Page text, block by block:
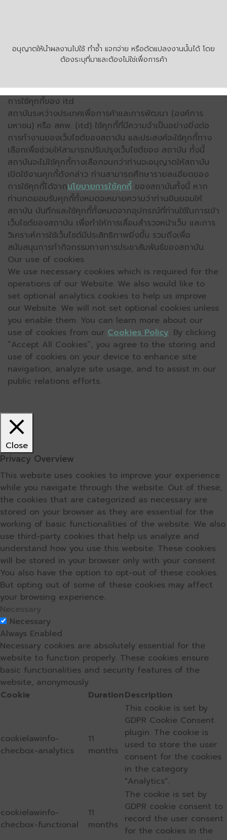
อนุญาตให้นำผลงานไปใช้ ทำซ้ำ แจกจ่าย หรือดัดแปลงงานนั้นได้ โดย
ต้องระบุที่มาและต้องไม่ใช่เพื่อการค้า
การใช้คุกกี้ของ itd
สถาบันระหว่างประเทศเพื่อการค้าและการพัฒนา (องค์การ
มหาชน) หรือ สคพ. (itd) ใช้คุกกี้ที่มีความจำเป็นอย่างยิ่งต่อ
การทำงานของเว็บไซต์ของสถาบัน และประสงค์จะใช้คุกกี้ทาง
เลือกเพื่อช่วยให้สามารถปรับปรุงเว็บไซต์ของ สถาบัน ทั้งนี้
สถาบันจะไม่ใช้คุกกี้ทางเลือกจนกว่าท่านจะอนุญาตให้สถาบัน
เปิดใช้งานคุกกี้ดังกล่าว ท่านสามารถศึกษารายละเอียดของ
การใช้คุกกี้ได้จากนโยบายการใช้คุกกี้ ของสถาบันทั้งนี้ หาก
ท่านกดยอมรับคุกกี้ทั้งหมดจะหมายความว่าท่านยินยอมให้
สถาบัน บันทึกและใช้คุกกี้ทั้งหมดจากอุปกรณ์ที่ท่านใช้ในการเข้า
เว็บไซต์ของสถาบัน เพื่อทำให้การเลื่อนสำรวจหน้าเว็บ และการ
วิเคราะห์การใช้เว็บไซต์มีประสิทธิภาพยิ่งขึ้น รวมถึงเพื่อ
สนับสนุนการทำกิจกรรมทางการประชาสัมพันธ์ของสถาบัน
Our use of cookies
We use necessary cookies which is required for the
operations of our Website. We also would like to
set optional analytics cookies to help us improve
our Website. We will not set optional cookies unless
you enable them. You can learn more about our
use of cookies from our Cookies Policy. By clicking
“Accept All Cookies”, you agree to the storing and
use of cookies on your device to enhance site
navigation, analyze site usage, and to assist in our
public relations efforts.
Close
Privacy Overview
This website uses cookies to improve your experience
while you navigate through the website. Out of these,
the cookies that are categorized as necessary are
stored on your browser as they are essential for the
working of basic functionalities of the website. We also
use third-party cookies that help us analyze and
understand how you use this website. These cookies
will be stored in your browser only with your consent.
You also have the option to opt-out of these cookies.
But opting out of some of these cookies may affect
your browsing experience.
Necessary
Necessary
Always Enabled
Necessary cookies are absolutely essential for the
website to function properly. These cookies ensure
basic functionalities and security features of the
website, anonymously.
Cookie
DurationDescription
cookielawinfo-
checbox-analytics
11
months
This cookie is set by
GDPR Cookie Consent
plugin. The cookie is
used to store the user
consent for the cookies
in the category
"Analytics".
cookielawinfo-
checbox-functional
11
months
The cookie is set by
GDPR cookie consent to
record the user consent
for the cookies in the